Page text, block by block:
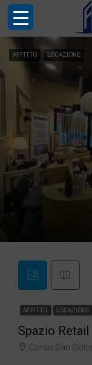
AFFITTO LOCAZIONE
AFFITTO LOCAZIONE
Spazio
Corso San